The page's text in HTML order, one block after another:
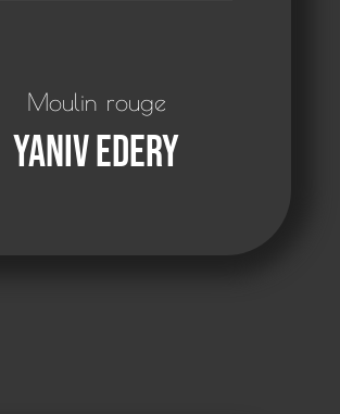
Moulin rouge
Yaniv Edery